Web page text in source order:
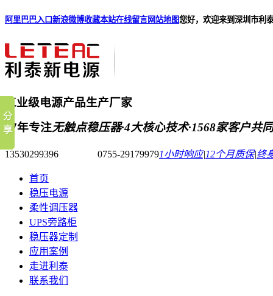
阿里巴巴入口新浪微博收藏本站在线留言网站地图您好，欢迎来到深圳市利
工业级电源产品生产厂家
17年专注无触点稳压器·4大核心技术·1568家客户共
13530299396 0755-291799791小时响应|12个月质保|终
首页
稳压电源
柔性调压器
UPS旁路柜
稳压器定制
应用案例
走进利泰
联系我们